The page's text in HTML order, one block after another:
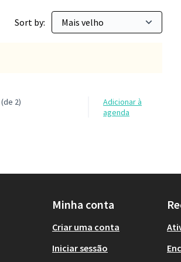
Sort by:
(de 2)
Adicionar à
agenda
Minha conta
Criar uma conta
Iniciar sessão